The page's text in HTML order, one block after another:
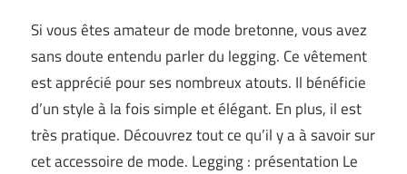
Si vous êtes amateur de mode bretonne, vous avez
sans doute entendu parler du legging. Ce vêtement
est apprécié pour ses nombreux atouts. Il bénéficie
d’un style à la fois simple et élégant. En plus, il est
très pratique. Découvrez tout ce qu’il y a à savoir sur
cet accessoire de mode. Legging : présentation Le